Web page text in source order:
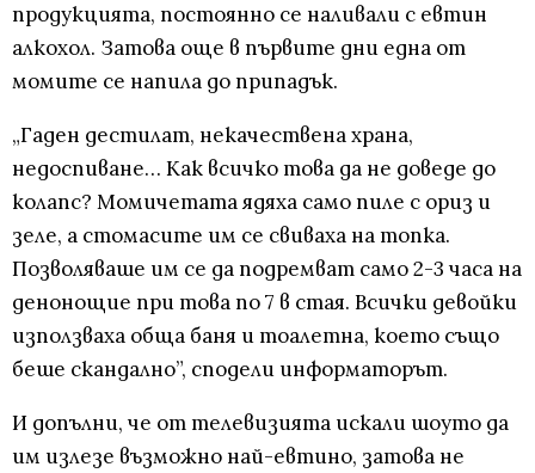
продукцията, постоянно се наливали с евтин
алкохол. Затова още в първите дни една от
момите се напила до припадък.
„Гаден дестилат, некачествена храна,
недоспиване… Как всичко това да не доведе до
колапс? Момичетата ядяха само пиле с ориз и
зеле, а стомасите им се свиваха на топка.
Позволяваше им се да подремват само 2-3 часа на
денонощие при това по 7 в стая. Всички девойки
използваха обща баня и тоалетна, което също
беше скандално”, сподели информаторът.
И допълни, че от телевизията искали шоуто да
им излезе възможно най-евтино, затова не